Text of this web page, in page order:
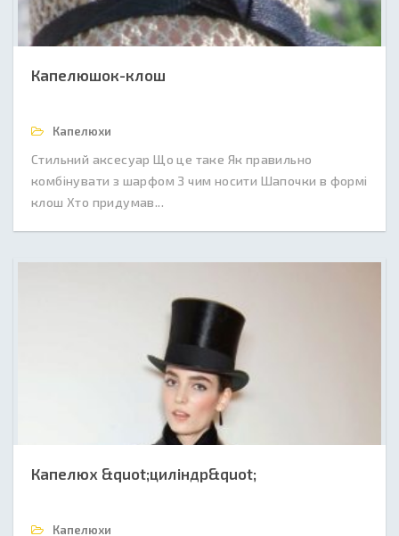
Капелюшок-клош
Капелюхи
Стильний аксесуар Що це таке Як правильно
комбінувати з шарфом З чим носити Шапочки в формі
клош Хто придумав...
Капелюх &quot;циліндр&quot;
Капелюхи